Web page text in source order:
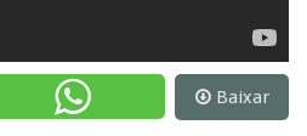
Baixar